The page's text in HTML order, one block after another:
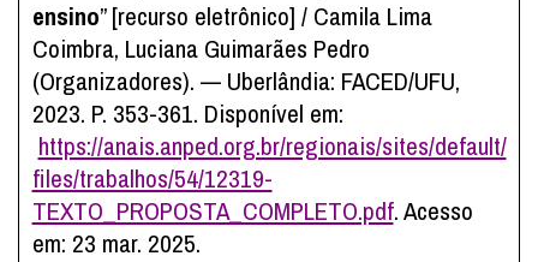
ensino” [recurso eletrônico] / Camila Lima
Coimbra, Luciana Guimarães Pedro
(Organizadores). — Uberlândia: FACED/UFU,
2023. P. 353-361. Disponível em:
https://anais.anped.org.br/regionais/sites/default/
files/trabalhos/54/12319-
TEXTO_PROPOSTA_COMPLETO.pdf. Acesso
em: 23 mar. 2025.